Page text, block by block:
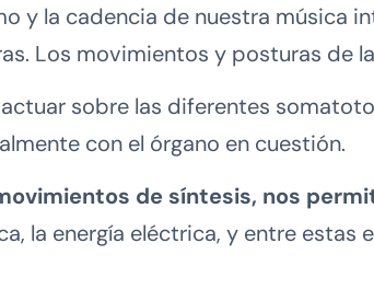
y la cadencia de nuestra música
Los movimientos y posturas de
sobre las diferentes
con el órgano en cuestión.
de síntesis, nos
la energía eléctrica, y entre